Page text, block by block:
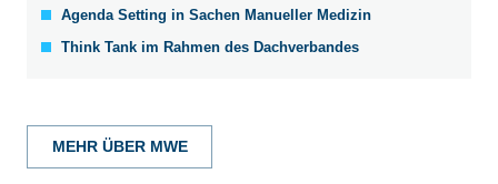
Agenda Setting in Sachen Manueller Medizin
Think Tank im Rahmen des Dachverbandes
MEHR ÜBER MWE